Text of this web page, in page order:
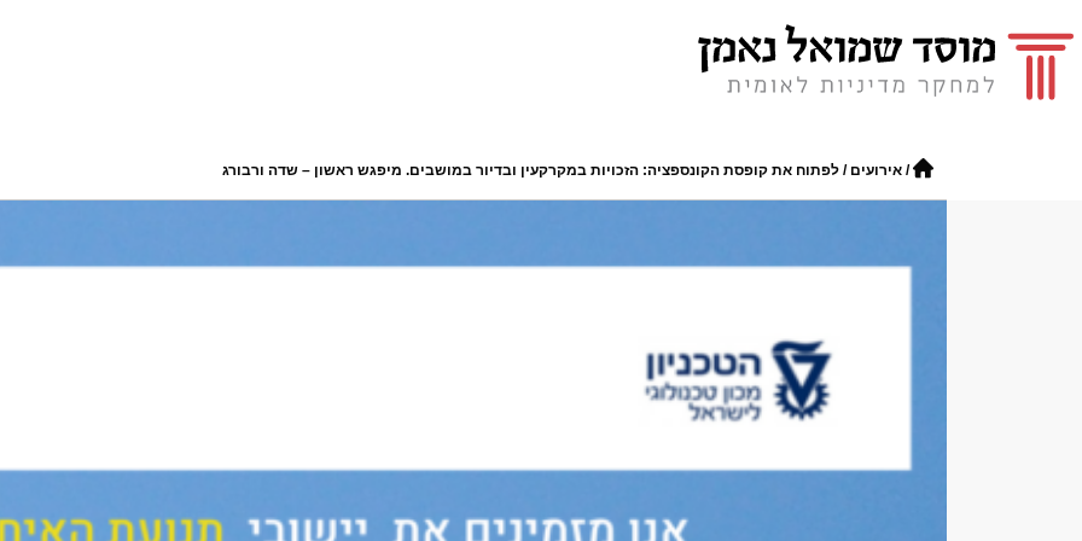
/ אירועים / לפתוח את קופסת הקונספציה: הזכויות במקרקעין ובדיור במושבים. מיפגש ראשון – שדה ורבורג